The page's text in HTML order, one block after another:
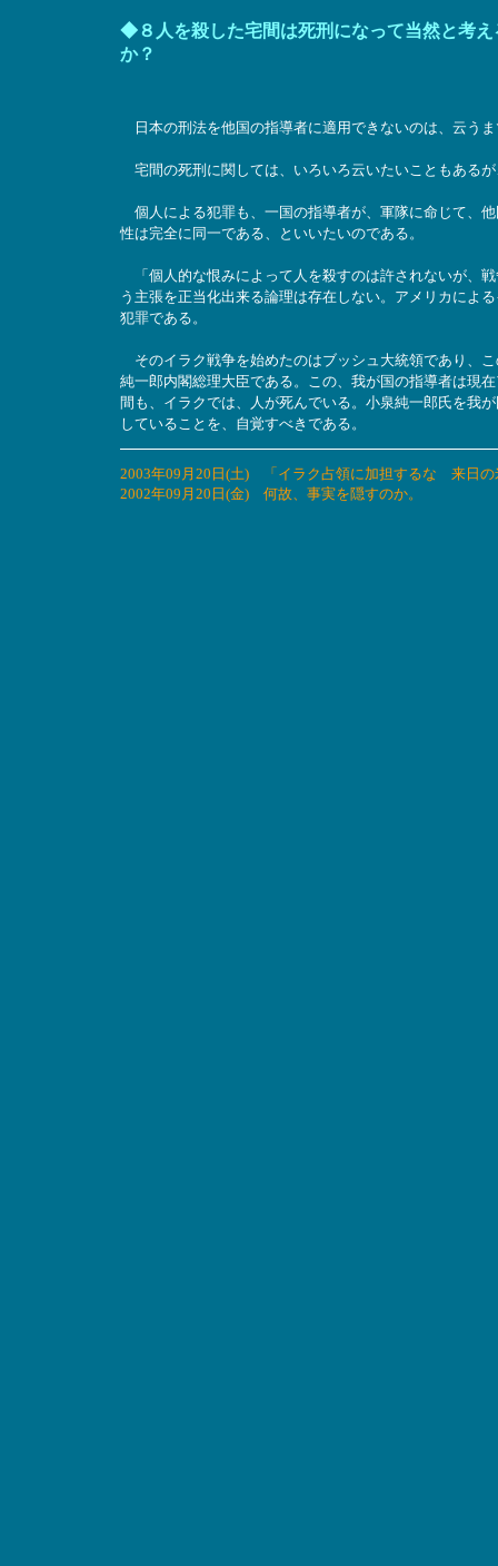
◆８人を殺した宅間は死刑になって当然と考
か？
日本の刑法を他国の指導者に適用できないのは、云う
宅間の死刑に関しては、いろいろ云いたいこともある
個人による犯罪も、一国の指導者が、軍隊に命じて、
性は完全に同一である、といいたいのである。
「個人的な恨みによって人を殺すのは許されないが、
う主張を正当化出来る論理は存在しない。アメリカによ
犯罪である。
そのイラク戦争を始めたのはブッシュ大統領であり、
純一郎内閣総理大臣である。この、我が国の指導者は現
間も、イラクでは、人が死んでいる。小泉純一郎氏を我
していることを、自覚すべきである。
2003年09月20日(土) 「イラク占領に加担するな 来日の
2002年09月20日(金) 何故、事実を隠すのか。